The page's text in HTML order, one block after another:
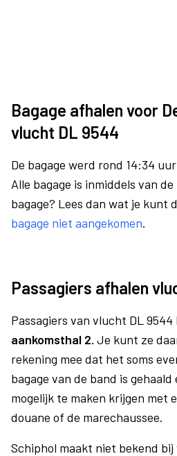
Bagage afhalen voor
vlucht DL 9544
De bagage werd rond 14:34
Alle bagage is inmiddels van
bagage? Lees dan wat je kunt
bagage niet aangekomen.
Passagiers afhalen
Passagiers van vlucht DL 9544
aankomsthal 2. Je kunt ze
rekening mee dat het soms
bagage van de band is
mogelijk te maken krijgen met
douane of de marechaussee.
Schiphol maakt niet bekend